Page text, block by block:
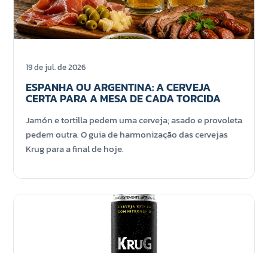
19 de jul. de 2026
ESPANHA OU ARGENTINA: A CERVEJA
CERTA PARA A MESA DE CADA TORCIDA
Jamón e tortilla pedem uma cerveja; asado e provoleta
pedem outra. O guia de harmonização das cervejas
Krug para a final de hoje.